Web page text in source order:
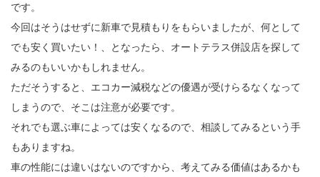
です。
今回はそうはせずに新車で見積もりをもらいましたが、何として
でも安く買いたい！、となったら、オートテラス併設店を探して
みるのもいいかもしれません。
ただそうすると、エコカー減税などの優遇が受けらるなくなって
しまうので、そこは注意が必要です。
それでも選ぶ車によっては安くなるので、相談してみるという手
もありますね。
車の性能には違いはないのですから、考えてみる価値はあるかも